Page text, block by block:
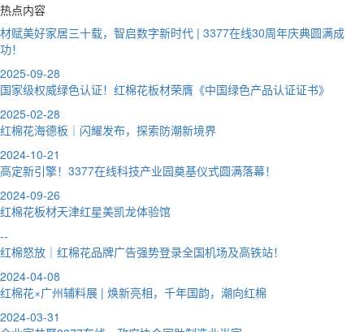
热点内容
材赋美好家居三十载，智启数字新时代 | 3377在线30周年庆典圆满成
功！
2025-09-28
国家级权威绿色认证！红棉花板材荣膺《中国绿色产品认证证书》
2025-02-28
红棉花海德板｜闪耀发布，探索防潮新境界
2024-10-21
高定新引擎！3377在线科技产业园奠基仪式圆满落幕！
2024-09-26
红棉花板材天津红星美凯龙体验馆
--
红棉怒放｜红棉花品牌广告强势登录全国机场及高铁站！
2024-04-08
红棉花×广州辅料展 | 焕新亮相，千年国韵，潮向红棉
2024-03-31